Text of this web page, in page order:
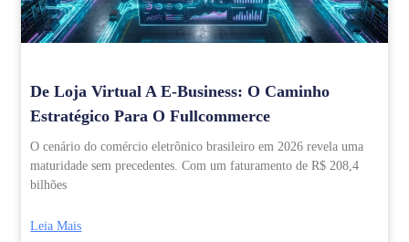
De Loja Virtual A E-Business: O Caminho
Estratégico Para O Fullcommerce
O cenário do comércio eletrônico brasileiro em 2026 revela uma
maturidade sem precedentes. Com um faturamento de R$ 208,4
bilhões
Leia Mais